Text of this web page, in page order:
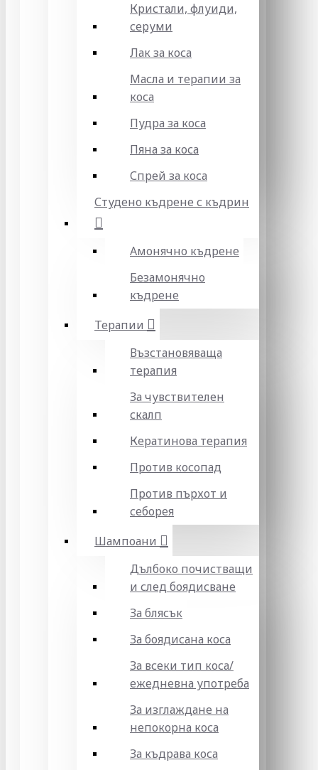
Кристали, флуиди,
серуми
Лак за коса
Масла и терапии за
коса
Пудра за коса
Пяна за коса
Спрей за коса
Студено къдрене с къдрин
Амонячно къдрене
Безамонячно
къдрене
Терапии
Възстановяваща
терапия
За чувствителен
скалп
Кератинова терапия
Против косопад
Против пърхот и
себорея
Шампоани
Дълбоко почистващи
и след боядисване
За блясък
За боядисана коса
За всеки тип коса/
ежедневна употреба
За изглаждане на
непокорна коса
За къдрава коса